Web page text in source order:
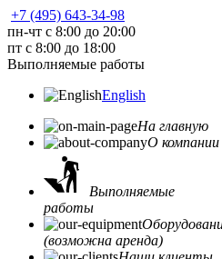
+7 (495) 643-34-98
пн-чт с 8:00 до 20:00
пт с 8:00 до 18:00
Выполняемые работы
English
На главную
О компании
Выполняемые
работы
(возможна аренда)